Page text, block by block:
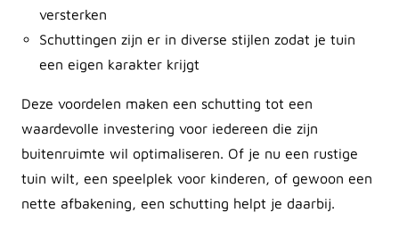
versterken
Schuttingen zijn er in diverse stijlen zodat je tuin
een eigen karakter krijgt
Deze voordelen maken een schutting tot een
waardevolle investering voor iedereen die zijn
buitenruimte wil optimaliseren. Of je nu een rustige
tuin wilt, een speelplek voor kinderen, of gewoon een
nette afbakening, een schutting helpt je daarbij.